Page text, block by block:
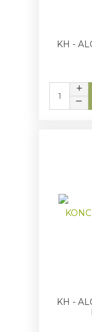
KH -
KH -